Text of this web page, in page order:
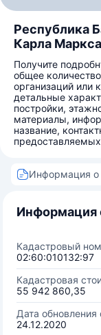
Республика
Карла
Получите
общее
организаций или
детальные
постройки,
материалы,
название,
Информация
Информация
Кадастровый
02:60:010132:97
Кадастровая
55 942 860,35
Дата обновления
24.12.2020